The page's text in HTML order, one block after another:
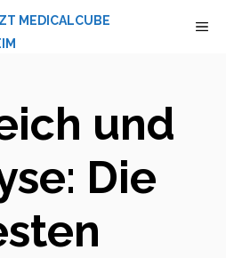
und
Die